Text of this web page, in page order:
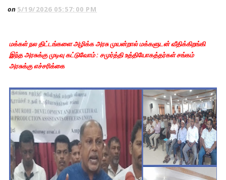
on 5/19/2026 05:57:00 PM
மக்கள் நல திட்டங்களை அழிக்க அரசு முயன்றால் மக்களுடன் வீதிக்கிறங்கி
இந்த அரசுக்கு முடிவு கட்டுவோம் : சமுர்த்தி உத்தியோகத்தர்கள் சங்கம்
அரசுக்கு எச்சரிக்கை